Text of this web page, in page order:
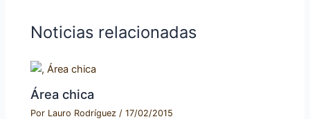
Noticias relacionadas
Área chica
Por Lauro Rodríguez /17/02/2015